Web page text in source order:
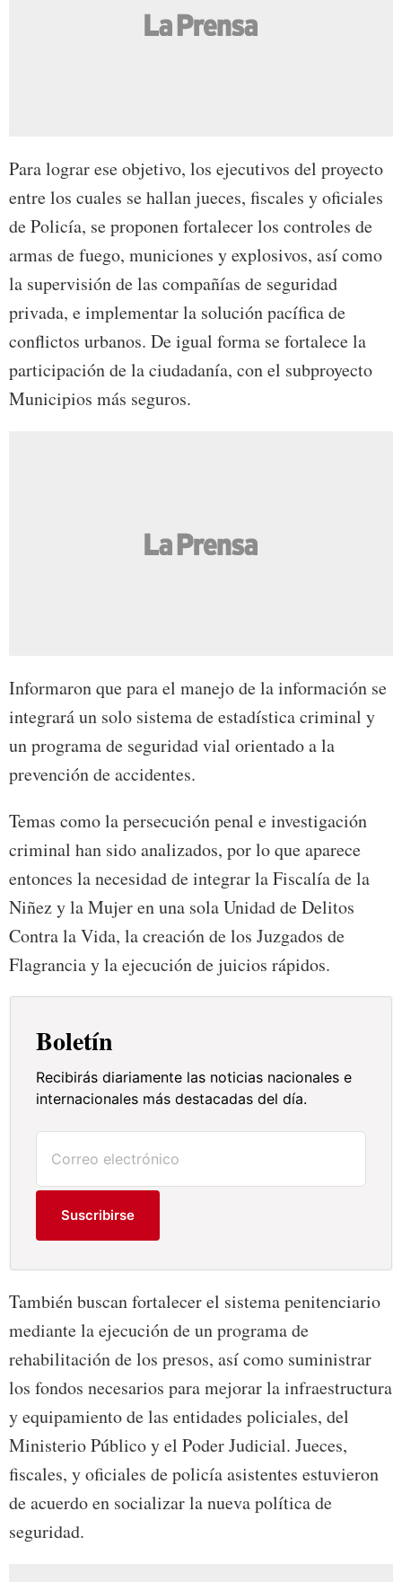
Para lograr ese objetivo, los ejecutivos del proyecto
entre los cuales se hallan jueces, fiscales y oficiales
de Policía, se proponen fortalecer los controles de
armas de fuego, municiones y explosivos, así como
la supervisión de las compañías de seguridad
privada, e implementar la solución pacífica de
conflictos urbanos. De igual forma se fortalece la
participación de la ciudadanía, con el subproyecto
Municipios más seguros.
Informaron que para el manejo de la información se
integrará un solo sistema de estadística criminal y
un programa de seguridad vial orientado a la
prevención de accidentes.
Temas como la persecución penal e investigación
criminal han sido analizados, por lo que aparece
entonces la necesidad de integrar la Fiscalía de la
Niñez y la Mujer en una sola Unidad de Delitos
Contra la Vida, la creación de los Juzgados de
Flagrancia y la ejecución de juicios rápidos.
Boletín
Recibirás diariamente las noticias nacionales e
internacionales más destacadas del día.
Suscribirse
También buscan fortalecer el sistema penitenciario
mediante la ejecución de un programa de
rehabilitación de los presos, así como suministrar
los fondos necesarios para mejorar la infraestructura
y equipamiento de las entidades policiales, del
Ministerio Público y el Poder Judicial. Jueces,
fiscales, y oficiales de policía asistentes estuvieron
de acuerdo en socializar la nueva política de
seguridad.